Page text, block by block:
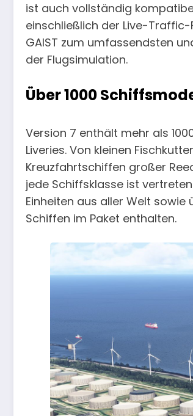
ist auch vollständig
einschließlich der Live-
GAIST zum umfassendsten
der Flugsimulation.
Über 1000
Version 7 enthält mehr als
Liveries. Von kleinen
Kreuzfahrtschiffen großer
jede Schiffsklasse ist
Einheiten aus aller Welt
Schiffen im Paket enthalten.